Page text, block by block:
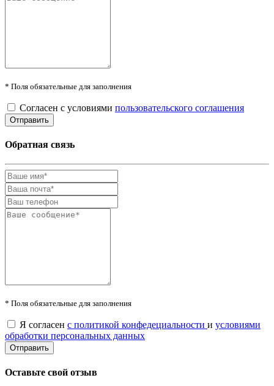
* Поля обязательные для заполнения
Согласен с условиями пользовательского соглашения
Обратная связь
* Поля обязательные для заполнения
Я согласен с политикой конфедециальности и условиями
обработки персональных данных
Оставьте свой отзыв